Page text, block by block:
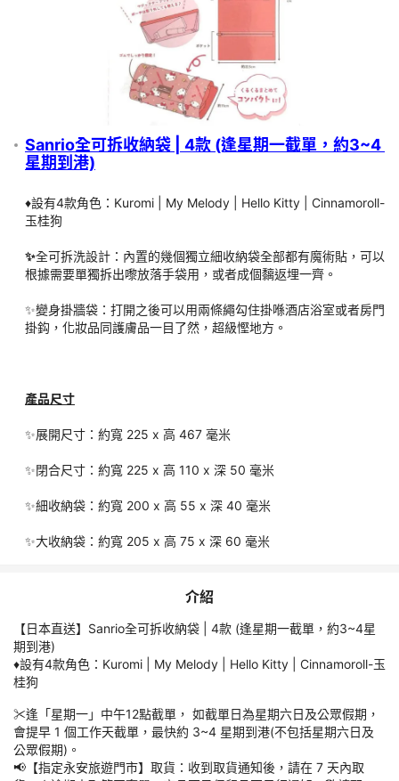
="Yjhzub" style="font-weight: bold;" data-sfc-root="c" data-
sfc-cb="" data-complete="true" data-copy-service-compute
d-style="font-family: Arial, sans-serif; font-size: 16px; font-w
eight: 600; margin: 0px; text-decoration: none; border-botto
m: 0px rgb(10, 10, 10);">產品尺寸</strong></span></p>
<p>✨<span class="T286Pc" data-sfc-cp="" data-sfc-root
="c" data-sfc-cb="" data-complete="true" data-copy-servic
e-computed-style="font-family: Arial, sans-serif; font-size: 16
px; font-weight: 400; margin: 0px; text-decoration: none; bor
der-bottom: 0px rgb(10, 10, 10);">展開尺寸：約寬 225 x 高 4
<p><span class="T286Pc" data-sfc-cp="" data-sfc-root="c"
data-sfc-cb="" data-complete="true" data-copy-service-co
ont-weight: 400; margin: 0px; text-decoration: none; border-
bottom: 0px rgb(10, 10, 10);">✨閉合尺寸：約寬 225 x 高 110
<p><span class="T286Pc" data-sfc-cp="" data-sfc-root="c"
data-sfc-cb="" data-complete="true" data-copy-service-co
x 深 40 毫米</span></p>
data-sfc-cb="" data-complete="true" data-copy-service-co
ont-weight: 400; margin: 0px; text-decoration: none; border-
深 60 毫米</span> </p>
【日本直送】Sanrio全可拆收納袋 | 4款 (逢星期一截單，約3~4星
♦️設有4款角色：Kuromi | My Melody | Hello Kitty | Cinnamoroll-玉
桂狗
✂️逢「星期一」中午12點截單， 如截單日為星期六日及公眾假期，
公眾假期)。
📢【指定永安旅遊門市】取貨：收到取貨通知後，請在 7 天內取
貨。⚠️逾期未取等同棄單，商品不予保留且不另行通知，敬請配
合。
Sanrio全可拆收納袋 | 4款 (逢星期一截單，約3~4
星期到港)
♦️設有4款角色：Kuromi | My Melody | Hello Kitty | Cinnamoroll-
玉桂狗
✨全可拆洗設計：內置的幾個獨立細收納袋全部都有魔術貼，可以
根據需要單獨拆出嚟放落手袋用，或者成個黐返埋一齊。
✨變身掛牆袋：打開之後可以用兩條繩勾住掛喺酒店浴室或者房門
掛鈎，化妝品同護膚品一目了然，超級慳地方。
產品尺寸
✨展開尺寸：約寬 225 x 高 467 毫米
✨閉合尺寸：約寬 225 x 高 110 x 深 50 毫米
✨細收納袋：約寬 200 x 高 55 x 深 40 毫米
✨大收納袋：約寬 205 x 高 75 x 深 60 毫米
介紹
【日本直送】Sanrio全可拆收納袋 | 4款 (逢星期一截單，約3~4星
期到港)
♦️設有4款角色：Kuromi | My Melody | Hello Kitty | Cinnamoroll-玉
桂狗
✂️逢「星期一」中午12點截單， 如截單日為星期六日及公眾假期，
會提早 1 個工作天截單，最快約 3~4 星期到港(不包括星期六日及
公眾假期)。
📢【指定永安旅遊門市】取貨：收到取貨通知後，請在 7 天內取